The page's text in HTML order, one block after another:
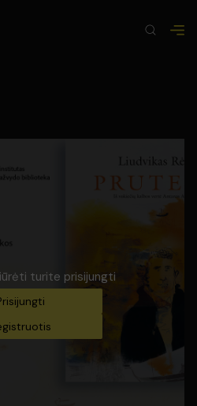
turite prisijungti